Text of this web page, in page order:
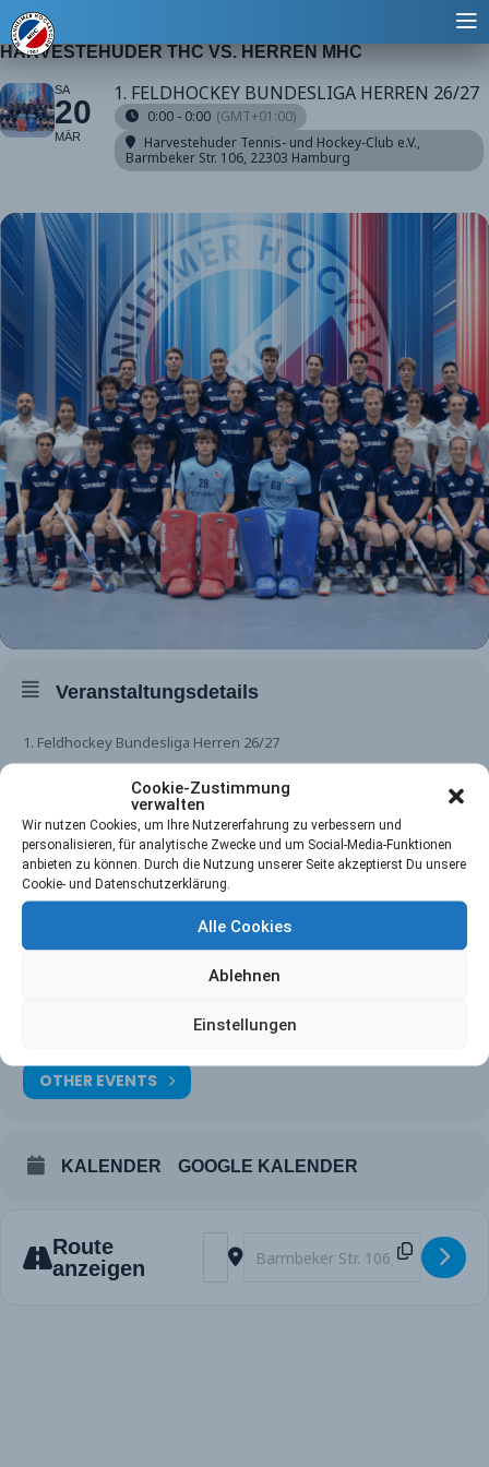
Cookie-Zustimmung
verwalten
Wir nutzen Cookies, um Ihre Nutzererfahrung zu verbessern und
personalisieren, für analytische Zwecke und um Social-Media-Funktionen
anbieten zu können. Durch die Nutzung unserer Seite akzeptierst Du unsere
Cookie- und Datenschutzerklärung.
Alle Cookies
Ablehnen
Einstellungen
HARVESTEHUDER THC VS. HERREN MHC
SA
20
MÄR
1. FELDHOCKEY BUNDESLIGA HERREN 26/27
0:00 - 0:00 (GMT+01:00)
Harvestehuder Tennis- und Hockey-Club e.V.,
Barmbeker Str. 106, 22303 Hamburg
Veranstaltungsdetails
1. Feldhockey Bundesliga Herren 26/27
Zeit
20. März 20270:00-0:00 (GMT+01:00)
Harvestehuder Tennis- und Hockey-Club e.V.
OTHER EVENTS
KALENDER GOOGLE KALENDER
Route
anzeigen
Address - Harvestehuder THC vs.
Destination Address -